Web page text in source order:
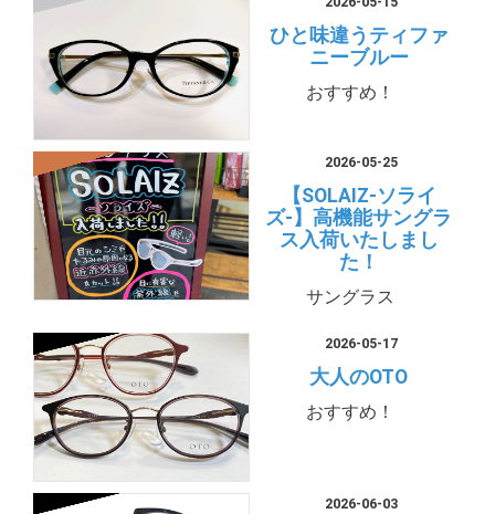
ひと味違うティファ
ニーブルー
おすすめ！
2026-05-25
【SOLAIZ-ソライ
ズ-】高機能サングラ
ス入荷いたしまし
た！
サングラス
2026-05-17
大人のOTO
おすすめ！
2026-06-03